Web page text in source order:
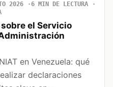
2026
6 MIN DE LECTURA
el Servicio
en Venezuela: qué
declaraciones